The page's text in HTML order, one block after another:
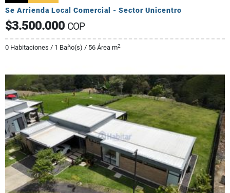
Se Arrienda Local Comercial - Sector Unicentro
$3.500.000 COP
0 Habitaciones / 1 Baño(s) / 56 Área m2